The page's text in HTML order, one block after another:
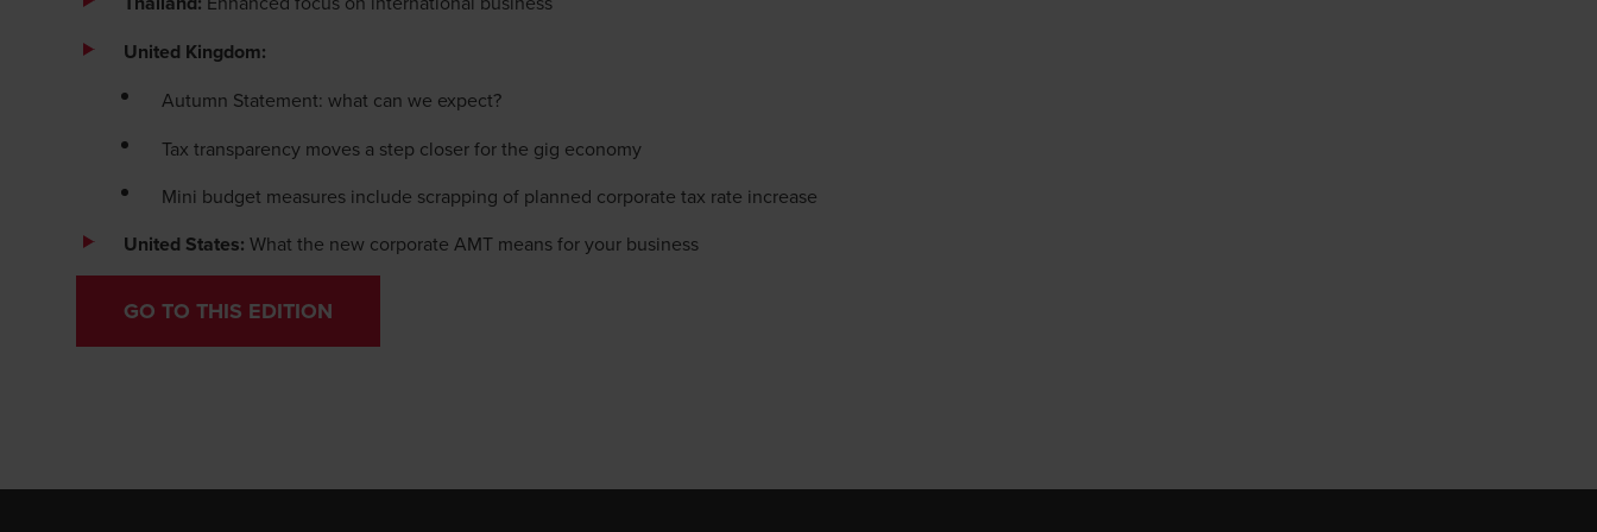
United Kingdom:
Autumn Statement: what can we expect?
Tax transparency moves a step closer for the gig economy
Mini budget measures include scrapping of planned corporate tax rate increase
United States: What the new corporate AMT means for your business
GO TO THIS EDITION